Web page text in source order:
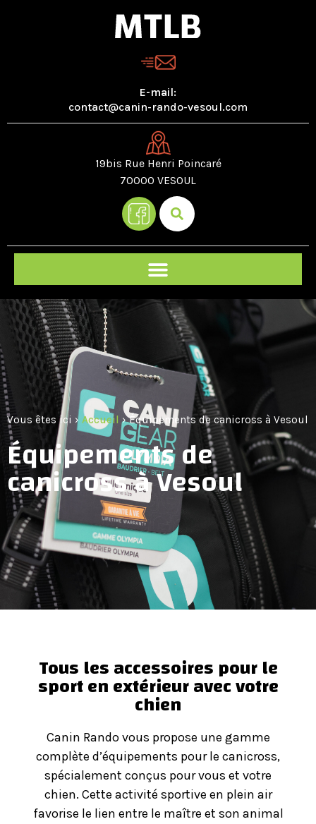
E-mail:
contact@canin-rando-vesoul.com
19bis Rue Henri Poincaré
70000 VESOUL
Vous êtes ici › Accueil ›Équipements de canicross à Vesoul
Équipements de
canicross à Vesoul
Tous les accessoires pour le
sport en extérieur avec votre
chien
Canin Rando vous propose une gamme
complète d’équipements pour le canicross,
spécialement conçus pour vous et votre
chien. Cette activité sportive en plein air
favorise le lien entre le maître et son animal